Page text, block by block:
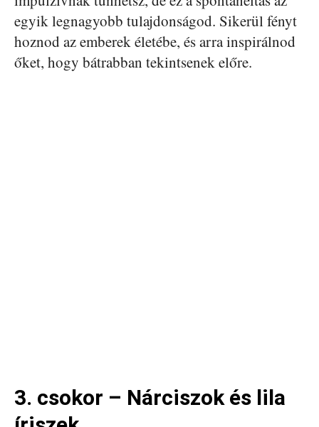
egyik legnagyobb tulajdonságod. Sikerül fényt
hoznod az emberek életébe, és arra inspirálnod
őket, hogy bátrabban tekintsenek előre.
3. csokor – Nárciszok és lila